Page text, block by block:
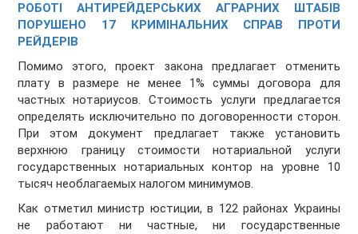
РОБОТІ АНТИРЕЙДЕРСЬКИХ АГРАРНИХ ШТАБІВ
ПОРУШЕНО 17 КРИМІНАЛЬНИХ СПРАВ ПРОТИ
РЕЙДЕРІВ
Помимо этого, проект закона предлагает отменить
плату в размере не менее 1% суммы договора для
частных нотариусов. Стоимость услуги предлагается
определять исключительно по договоренности сторон.
При этом документ предлагает также установить
верхнюю границу стоимости нотариальной услуги
государственных нотариальных контор на уровне 10
тысяч необлагаемых налогом минимумов.
Как отметил министр юстиции, в 122 районах Украины
не работают ни частные, ни государственные